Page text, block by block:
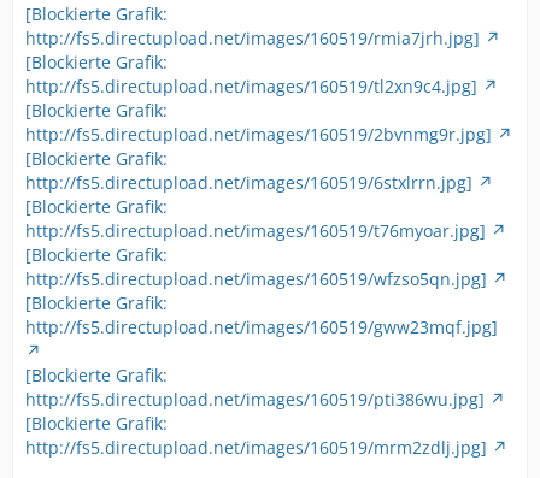
[Blockierte Grafik:
http://fs5.directupload.net/images/160519/rmia7jrh.jpg]
[Blockierte Grafik:
http://fs5.directupload.net/images/160519/tl2xn9c4.jpg]
[Blockierte Grafik:
http://fs5.directupload.net/images/160519/2bvnmg9r.jpg]
[Blockierte Grafik:
http://fs5.directupload.net/images/160519/6stxlrrn.jpg]
[Blockierte Grafik:
http://fs5.directupload.net/images/160519/t76myoar.jpg]
[Blockierte Grafik:
http://fs5.directupload.net/images/160519/wfzso5qn.jpg]
[Blockierte Grafik:
http://fs5.directupload.net/images/160519/gww23mqf.jpg]
[Blockierte Grafik:
http://fs5.directupload.net/images/160519/pti386wu.jpg]
[Blockierte Grafik:
http://fs5.directupload.net/images/160519/mrm2zdlj.jpg]